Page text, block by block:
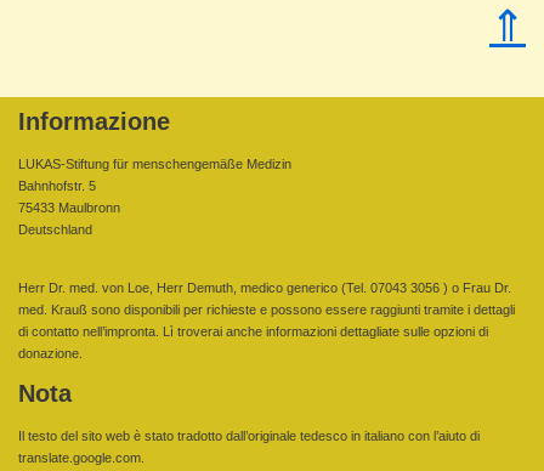
⇑
Informazione
LUKAS-Stiftung für menschengemäße Medizin
Bahnhofstr. 5
75433 Maulbronn
Deutschland
Herr Dr. med. von Loe, Herr Demuth, medico generico (Tel. 07043 3056 ) o Frau Dr.
med. Krauß sono disponibili per richieste e possono essere raggiunti tramite i dettagli
di contatto nell’impronta. Lì troverai anche informazioni dettagliate sulle opzioni di
donazione.
Nota
Il testo del sito web è stato tradotto dall’originale tedesco in italiano con l’aiuto di
translate.google.com.